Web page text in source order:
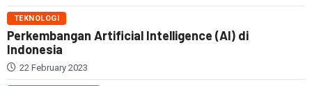
TEKNOLOGI
Perkembangan Artificial Intelligence (AI) di
Indonesia
22 February 2023